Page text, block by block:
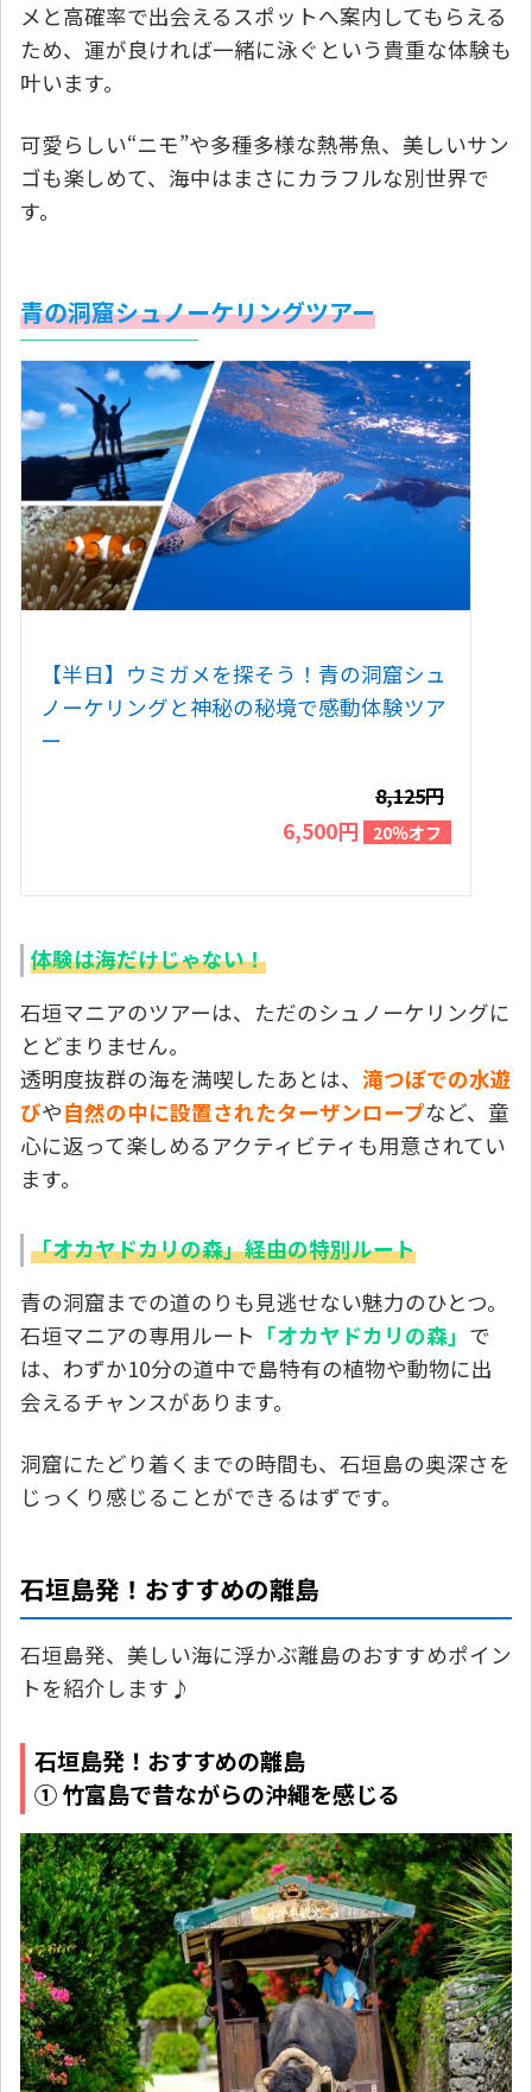
メと高確率で出会えるスポットへ案内してもらえる
ため、運が良ければ一緒に泳ぐという貴重な体験も
叶います。
可愛らしい“ニモ”や多種多様な熱帯魚、美しいサン
ゴも楽しめて、海中はまさにカラフルな別世界で
す。
青の洞窟シュノーケリングツアー
【半日】ウミガメを探そう！青の洞窟シュ
ノーケリングと神秘の秘境で感動体験ツア
ー
8,125円
6,500円 20％オフ
体験は海だけじゃない！
石垣マニアのツアーは、ただのシュノーケリングに
とどまりません。
透明度抜群の海を満喫したあとは、 滝つぼでの水遊
びや自然の中に設置されたターザンロープなど、童
心に返って楽しめるアクティビティも用意されてい
ます。
「オカヤドカリの森」経由の特別ルート
青の洞窟までの道のりも見逃せない魅力のひとつ。
石垣マニアの専用ルート 「オカヤドカリの森」 で
は、わずか10分の道中で島特有の植物や動物に出
会えるチャンスがあります。
洞窟にたどり着くまでの時間も、石垣島の奥深さを
じっくり感じることができるはずです。
石垣島発！おすすめの離島
石垣島発、美しい海に浮かぶ離島のおすすめポイン
トを紹介します♪
石垣島発！おすすめの離島
① 竹富島で昔ながらの沖繩を感じる